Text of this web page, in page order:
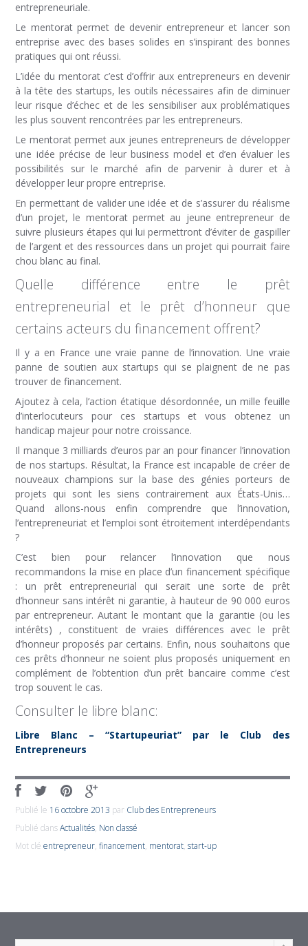
entrepreneuriale.
Le mentorat permet de devenir entrepreneur et lancer son
entreprise avec des bases solides en s’inspirant des bonnes
pratiques qui ont réussi.
L’idée du mentorat c’est d’offrir aux entrepreneurs en devenir
à la tête des startups, les outils nécessaires afin de diminuer
leur risque d’échec et de les sensibiliser aux problématiques
les plus souvent rencontrées par les entrepreneurs.
Le mentorat permet aux jeunes entrepreneurs de développer
une idée précise de leur business model et d’en évaluer les
possibilités sur le marché afin de parvenir à durer et à
développer leur propre entreprise.
En permettant de valider une idée et de s’assurer du réalisme
d’un projet, le mentorat permet au jeune entrepreneur de
suivre plusieurs étapes qui lui permettront d’éviter de gaspiller
de l’argent et des ressources dans un projet qui pourrait faire
chou blanc au final.
Quelle différence entre le prêt
entrepreneurial et le prêt d’honneur que
certains acteurs du financement offrent?
Il y a en France une vraie panne de l’innovation. Une vraie
panne de soutien aux startups qui se plaignent de ne pas
trouver de financement.
Ajoutez à cela, l’action étatique désordonnée, un mille feuille
d’interlocuteurs pour ces startups et vous obtenez un
handicap majeur pour notre croissance.
Il manque 3 milliards d’euros par an pour financer l’innovation
de nos startups. Résultat, la France est incapable de créer de
nouveaux champions sur la base des génies porteurs de
projets qui sont les siens contrairement aux États-Unis…
Quand allons-nous enfin comprendre que l’innovation,
l’entrepreneuriat et l’emploi sont étroitement interdépendants
?
C’est bien pour relancer l’innovation que nous
recommandons la mise en place d’un financement spécifique
: un prêt entrepreneurial qui serait une sorte de prêt
d’honneur sans intérêt ni garantie, à hauteur de 90 000 euros
par entrepreneur. Autant le montant que la garantie (ou les
intérêts) , constituent de vraies différences avec le prêt
d’honneur proposés par certains. Enfin, nous souhaitons que
ces prêts d’honneur ne soient plus proposés uniquement en
complément de l’obtention d’un prêt bancaire comme c’est
trop souvent le cas.
Consulter le libre blanc:
Libre Blanc – “Startupeuriat” par le Club des
Entrepreneurs
Publié le 16 octobre 2013 par Club des Entrepreneurs
Publié dansActualités, Non classé
Mot cléentrepreneur,financement, mentorat,start-up